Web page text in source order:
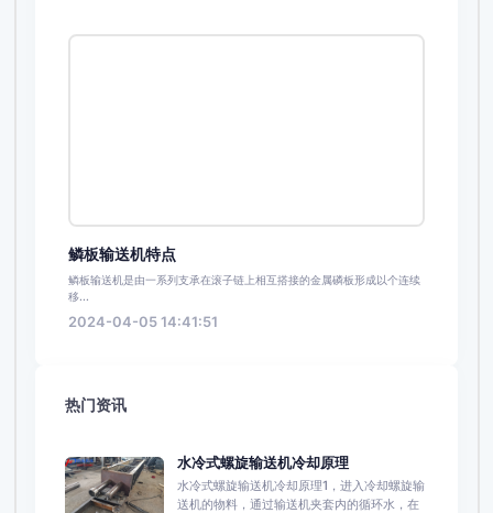
鳞板输送机特点
鳞板输送机是由一系列支承在滚子链上相互搭接的金属磷板形成以个连续
移...
2024-04-05 14:41:51
热门资讯
水冷式螺旋输送机冷却原理
水冷式螺旋输送机冷却原理1，进入冷却螺旋输
送机的物料，通过输送机夹套内的循环水，在